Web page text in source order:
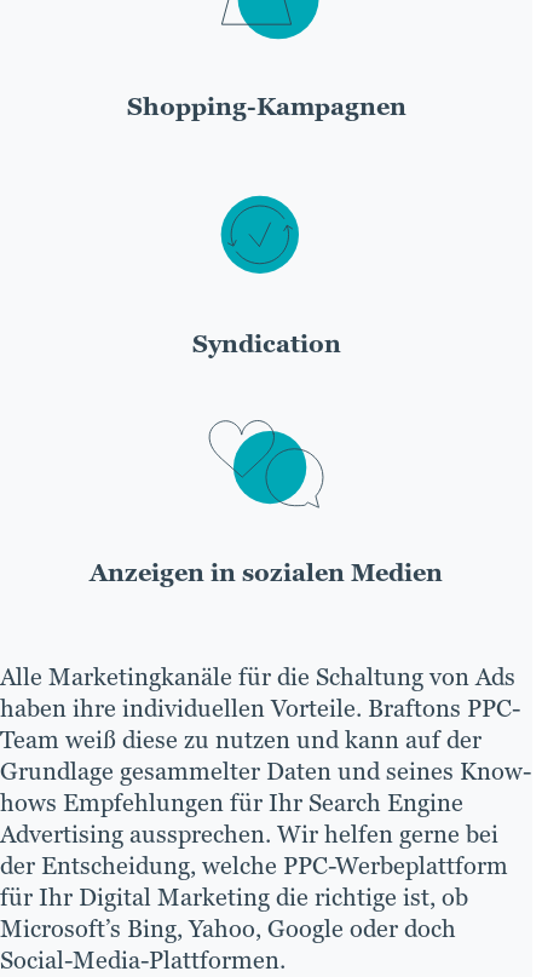
Shopping-Kampagnen
Syndication
Anzeigen in sozialen Medien
Alle Marketingkanäle für die Schaltung von Ads
haben ihre individuellen Vorteile. Braftons PPC-
Team weiß diese zu nutzen und kann auf der
Grundlage gesammelter Daten und seines Know-
hows Empfehlungen für Ihr Search Engine
Advertising aussprechen. Wir helfen gerne bei
der Entscheidung, welche PPC-Werbeplattform
für Ihr Digital Marketing die richtige ist, ob
Microsoft’s Bing, Yahoo, Google oder doch
Social-Media-Plattformen.